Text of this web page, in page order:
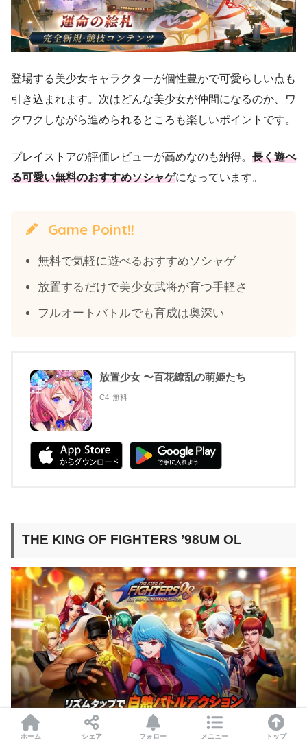
登場する美少女キャラクターが個性豊かで可愛らしい点も
引き込まれます。次はどんな美少女が仲間になるのか、ワ
クワクしながら進められるところも楽しいポイントです。
プレイストアの評価レビューが高めなのも納得。 長く遊べ
る可愛い無料のおすすめソシャゲになっています。
Game Point!!
無料で気軽に遊べるおすすめソシャゲ
放置するだけで美少女武将が育つ手軽さ
フルオートバトルでも育成は奥深い
放置少女 〜百花繚乱の萌姫たち
C4 無料
THE KING OF FIGHTERS ’98UM OL
ホーム シェア フォロー メニュー トップ